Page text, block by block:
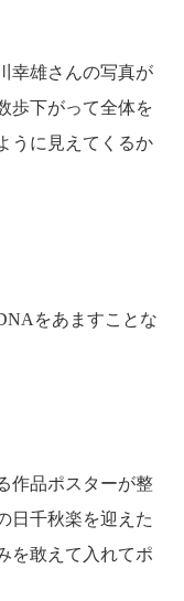
幸雄さんの写真が
歩下がって全体を
うに見えてくるか
をあますことな
作品ポスターが整
日千秋楽を迎えた
を敢えて入れてポ